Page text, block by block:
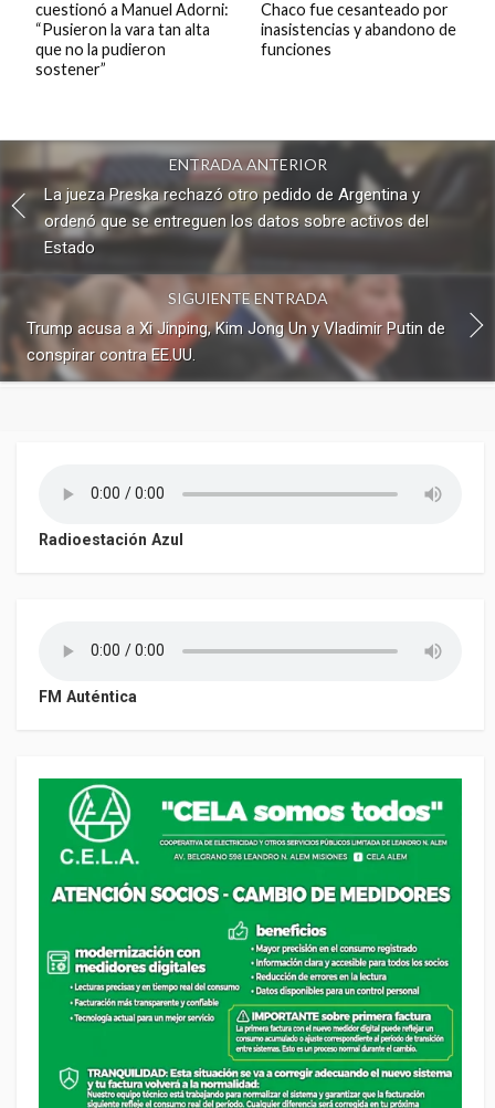
cuestionó a Manuel Adorni:
“Pusieron la vara tan alta
que no la pudieron
sostener”
Chaco fue cesanteado por
inasistencias y abandono de
funciones
ENTRADA ANTERIOR
La jueza Preska rechazó otro pedido de Argentina y
ordenó que se entreguen los datos sobre activos del
Estado
SIGUIENTE ENTRADA
Trump acusa a Xi Jinping, Kim Jong Un y Vladimir Putin de
conspirar contra EE.UU.
Radioestación Azul
FM Auténtica